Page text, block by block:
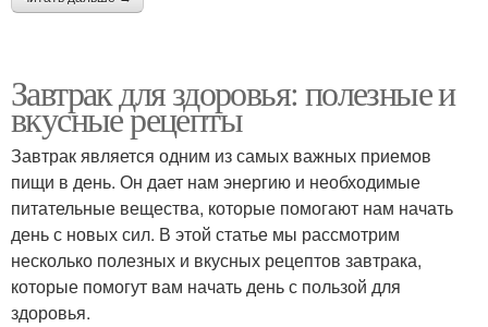
Завтрак для здоровья: полезные и
вкусные рецепты
Завтрак является одним из самых важных приемов
пищи в день. Он дает нам энергию и необходимые
питательные вещества, которые помогают нам начать
день с новых сил. В этой статье мы рассмотрим
несколько полезных и вкусных рецептов завтрака,
которые помогут вам начать день с пользой для
здоровья.